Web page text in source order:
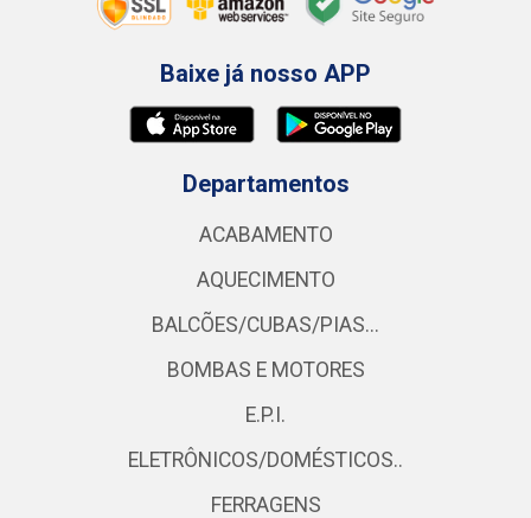
Baixe já nosso APP
Departamentos
ACABAMENTO
AQUECIMENTO
BALCÕES/CUBAS/PIAS...
BOMBAS E MOTORES
E.P.I.
ELETRÔNICOS/DOMÉSTICOS..
FERRAGENS